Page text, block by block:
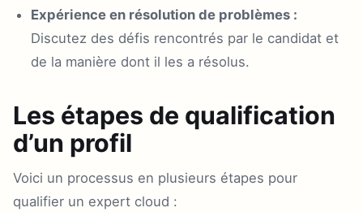
Expérience en résolution de problèmes :
Discutez des défis rencontrés par le candidat et
de la manière dont il les a résolus.
Les étapes de qualification
d’un profil
Voici un processus en plusieurs étapes pour
qualifier un expert cloud :